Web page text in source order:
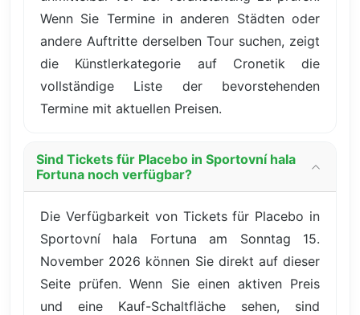
Wenn Sie Termine in anderen Städten oder
andere Auftritte derselben Tour suchen, zeigt
die Künstlerkategorie auf Cronetik die
vollständige Liste der bevorstehenden
Termine mit aktuellen Preisen.
Sind Tickets für Placebo in Sportovní hala
Fortuna noch verfügbar?
Die Verfügbarkeit von Tickets für Placebo in
Sportovní hala Fortuna am Sonntag 15.
November 2026 können Sie direkt auf dieser
Seite prüfen. Wenn Sie einen aktiven Preis
und eine Kauf-Schaltfläche sehen, sind